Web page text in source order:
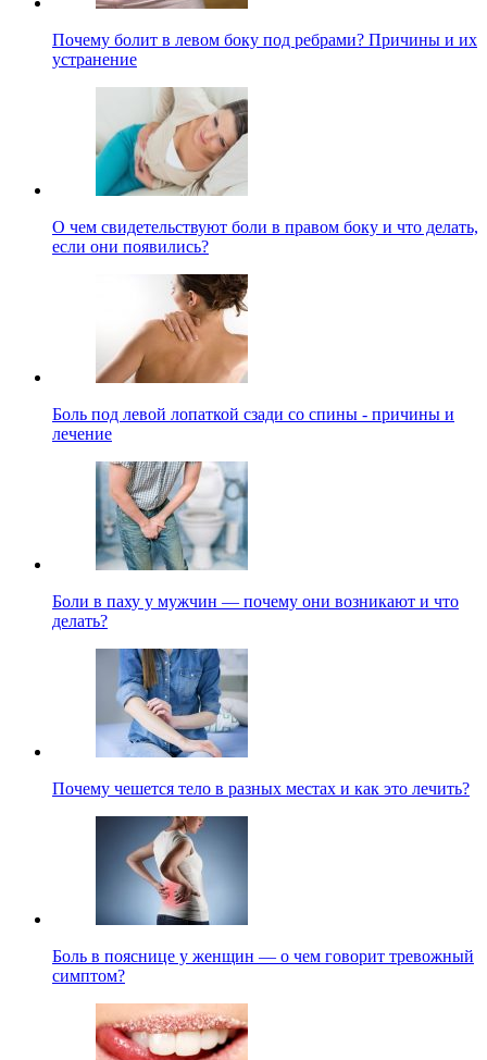
Почему болит в левом боку под ребрами? Причины и их
устранение
О чем свидетельствуют боли в правом боку и что делать,
если они появились?
Боль под левой лопаткой сзади со спины - причины и
лечение
Боли в паху у мужчин — почему они возникают и что
делать?
Почему чешется тело в разных местах и как это лечить?
Боль в пояснице у женщин — о чем говорит тревожный
симптом?